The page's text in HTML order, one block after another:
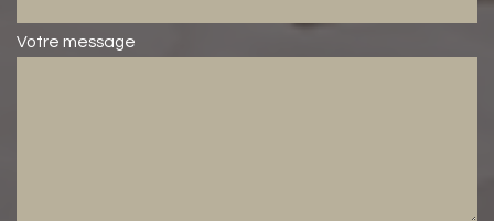
Votre message